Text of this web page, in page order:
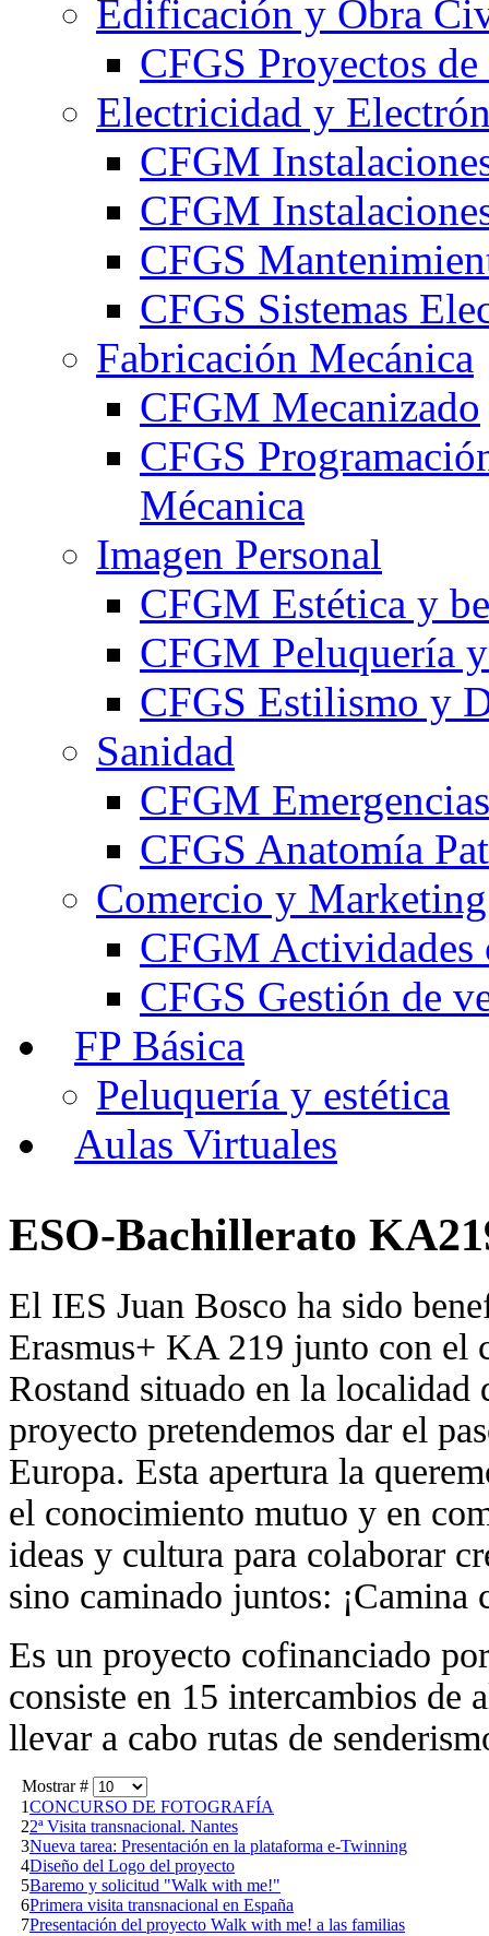
Edificación y Obra
CFGS Proyectos
Electricidad y
CFGM
CFGM
CFGS
CFGS Sistemas
Fabricación Mecánica
CFGM Mecanizado
CFGS
Mécanica
Imagen Personal
CFGM Estética y
CFGM Peluquería
CFGS Estilismo y
Sanidad
CFGM
CFGS Anatomía
Comercio y Marketing
CFGM Actividades
CFGS Gestión de
FP Básica
Peluquería y estética
Aulas Virtuales
ESO-Bachillerato
El IES Juan Bosco ha sido
Erasmus+ KA 219 junto con el
Rostand situado en la
proyecto pretendemos dar el
Europa. Esta apertura la
el conocimiento mutuo y en
ideas y cultura para colaborar
sino caminado juntos:
Es un proyecto cofinanciado
consiste en 15 intercambios de
llevar a cabo rutas de
Mostrar #
1CONCURSO DE FOTOGRAFÍA
22ª Visita transnacional. Nantes
3Nueva tarea: Presentación en la plataforma e-Twinning
4Diseño del Logo del proyecto
5Baremo y solicitud "Walk with me!"
6Primera visita transnacional en España
7Presentación del proyecto Walk with me! a las familias